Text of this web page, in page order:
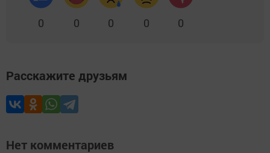
0 0 0 0 0
Расскажите друзьям
Нет комментариев